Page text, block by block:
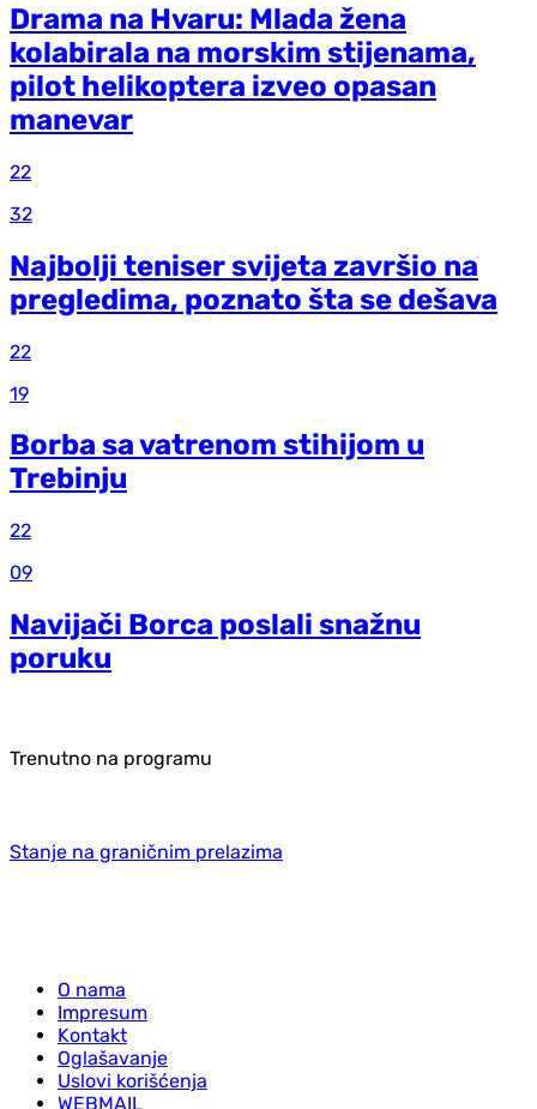
Drama na Hvaru: Mlada žena
kolabirala na morskim stijenama,
pilot helikoptera izveo opasan
manevar
22
32
Najbolji teniser svijeta završio na
pregledima, poznato šta se dešava
22
19
Borba sa vatrenom stihijom u
Trebinju
22
09
Navijači Borca poslali snažnu
poruku
Trenutno na programu
Stanje na graničnim prelazima
O nama
Impresum
Kontakt
Oglašavanje
Uslovi korišćenja
WEBMAIL